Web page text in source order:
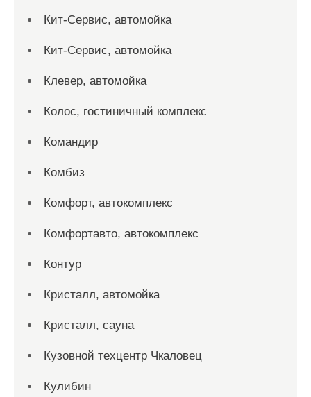
Кит-Сервис, автомойка
Кит-Сервис, автомойка
Клевер, автомойка
Колос, гостиничный комплекс
Командир
Комбиз
Комфорт, автокомплекс
Комфортавто, автокомплекс
Контур
Кристалл, автомойка
Кристалл, сауна
Кузовной техцентр Чкаловец
Кулибин